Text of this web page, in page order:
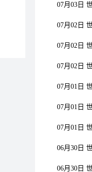
07月03日 世
07月02日
07月02日 世
07月02日 世
07月01日 世
07月01日 世
07月01日
06月30日 世
06月30日